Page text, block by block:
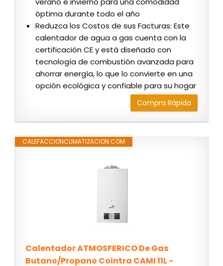
óptima durante todo el año
Reduzca los Costos de sus Facturas: Este
calentador de agua a gas cuenta con la
certificación CE y está diseñado con
tecnología de combustión avanzada para
ahorrar energía, lo que lo convierte en una
opción ecológica y confiable para su hogar
Compra Rápida
CALEFACCIONCLIMATIZACION.COM
Calentador ATMOSFERICO De Gas
Butano/Propano Cointra CAMI 11L -